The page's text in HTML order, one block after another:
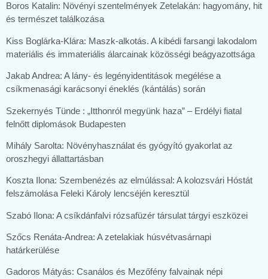
Boros Katalin: Növényi szentelmények Zetelakán: hagyomány, hit
és természet találkozása
Kiss Boglárka-Klára: Maszk-alkotás. A kibédi farsangi lakodalom
materiális és immateriális álarcainak közösségi beágyazottsága
Jakab Andrea: A lány- és legényidentitások megélése a
csíkmenasági karácsonyi éneklés (kántálás) során
Szekernyés Tünde : „Itthonról megyünk haza” – Erdélyi fiatal
felnőtt diplomások Budapesten
Mihály Sarolta: Növényhasználat és gyógyító gyakorlat az
oroszhegyi állattartásban
Koszta Ilona: Szembenézés az elmúlással: A kolozsvári Hóstát
felszámolása Feleki Károly lencséjén keresztül
Szabó Ilona: A csíkdánfalvi rózsafüzér társulat tárgyi eszközei
Szőcs Renáta-Andrea: A zetelakiak húsvétvasárnapi
határkerülése
Gadoros Mátyás: Csanálos és Mezőfény falvainak népi